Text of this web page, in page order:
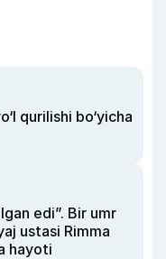
qurilishi bo‘yicha
edi”. Bir umr
ustasi Rimma
hayoti